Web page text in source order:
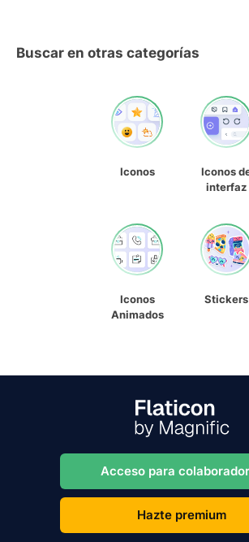
Buscar en otras categorías
Iconos
Iconos
interfaz
Iconos
Animados
Stickers
Acceso para
Hazte premium